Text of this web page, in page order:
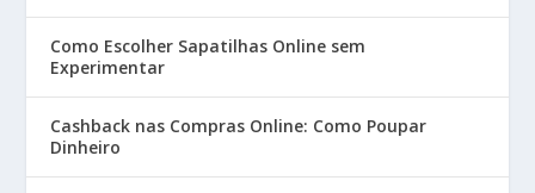
Como Escolher Sapatilhas Online sem
Experimentar
Cashback nas Compras Online: Como Poupar
Dinheiro